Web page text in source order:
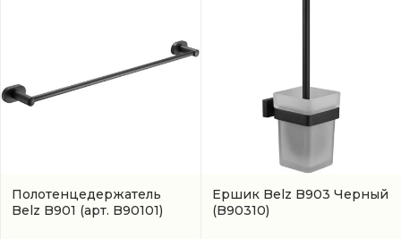
Полотенцедержатель
Belz B901 (арт. B90101)
Ершик Belz B903 Черный
(B90310)